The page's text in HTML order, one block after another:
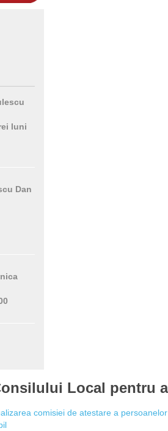
luni
Dan
Local pentru
comisiei de atestare a